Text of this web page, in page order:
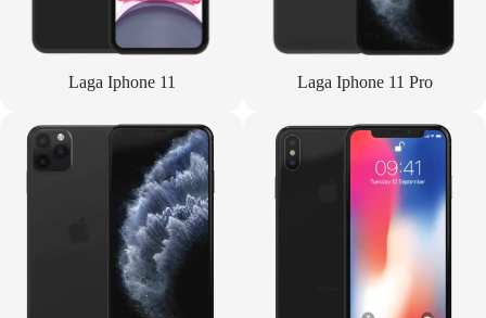
Laga Iphone 11 Laga Iphone 11 Pro